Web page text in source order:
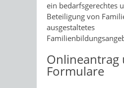
ein bedarfsgerechtes
Beteiligung von
ausgestaltetes
Onlineantrag
Formulare